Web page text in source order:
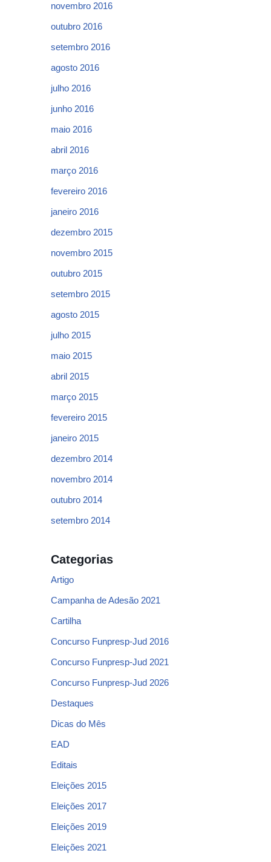
novembro 2016
outubro 2016
setembro 2016
agosto 2016
julho 2016
junho 2016
maio 2016
abril 2016
março 2016
fevereiro 2016
janeiro 2016
dezembro 2015
novembro 2015
outubro 2015
setembro 2015
agosto 2015
julho 2015
maio 2015
abril 2015
março 2015
fevereiro 2015
janeiro 2015
dezembro 2014
novembro 2014
outubro 2014
setembro 2014
Categorias
Artigo
Campanha de Adesão 2021
Cartilha
Concurso Funpresp-Jud 2016
Concurso Funpresp-Jud 2021
Concurso Funpresp-Jud 2026
Destaques
Dicas do Mês
EAD
Editais
Eleições 2015
Eleições 2017
Eleições 2019
Eleições 2021